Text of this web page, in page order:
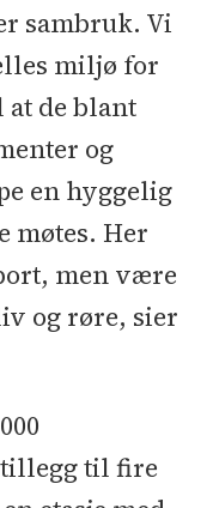
l
lRVTl
Skedsmo
Velux
sambruk. Vi
miljø for
at de blant
og
en hyggelig
møtes. Her
men være
og røre, sier
tillegg til fire